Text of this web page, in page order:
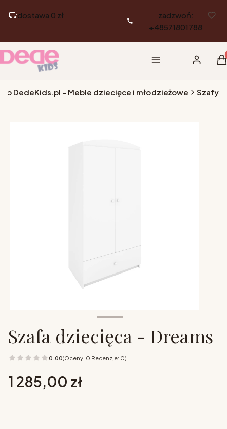
dostawa 0 zł
zadzwoń:
+48571801788
Menu Zaloguj się
DedeKids.pl - Meble dziecięce i młodzieżowe Szafy
Szafa dziecięca - Dreams
0.00(Oceny: 0 Recenzje: 0)
Cena
1 285,00 zł